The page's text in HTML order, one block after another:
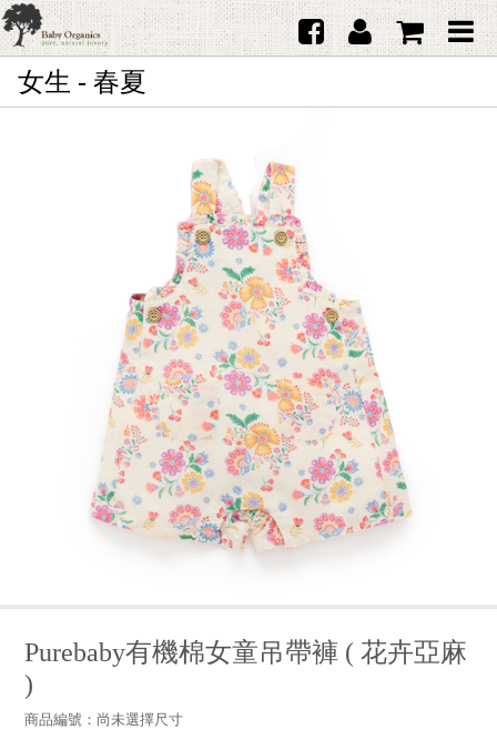
首頁
韓國Merebe寶寶配件
服務據點
品牌故事
女生 - 春夏
Purebaby有機棉女童吊帶褲 (花卉亞麻
)
商品編號： 尚未選擇尺寸